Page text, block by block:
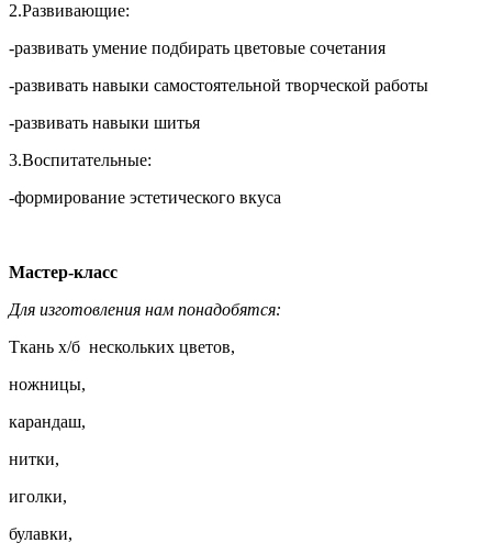
2.Развивающие:
-развивать умение подбирать цветовые сочетания
-развивать навыки самостоятельной творческой работы
-развивать навыки шитья
3.Воспитательные:
-формирование эстетического вкуса
Мастер-класс
Для изготовления нам понадобятся:
Ткань х/б нескольких цветов,
ножницы,
карандаш,
нитки,
иголки,
булавки,